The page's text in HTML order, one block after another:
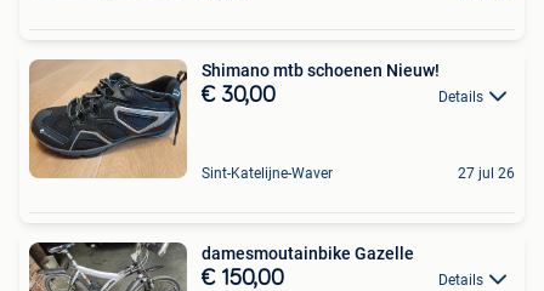
Shimano mtb schoenen Nieuw!
€ 30,00 Details
Sint-Katelijne-Waver 27 jul 26
damesmoutainbike Gazelle
€ 150,00 Details